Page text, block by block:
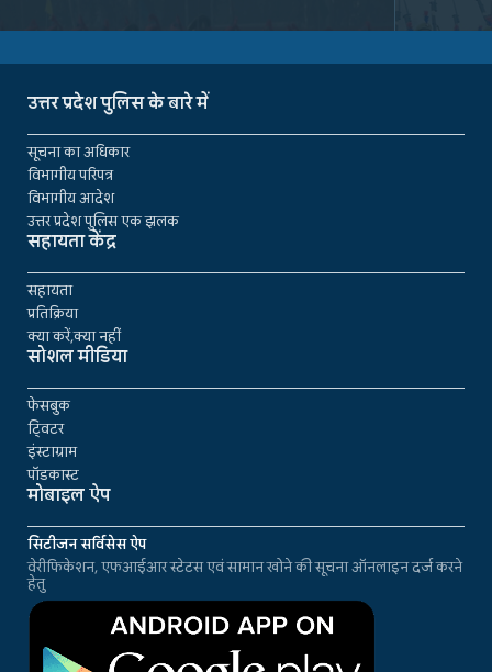
उत्तर प्रदेश पुलिस के बारे में
सूचना का अधिकार
विभागीय परिपत्र
विभागीय आदेश
उत्तर प्रदेश पुलिस एक झलक
सहायता केंद्र
सहायता
प्रतिक्रिया
क्या करें,क्या नहीं
सोशल मीडिया
फेसबुक
ट्विटर
इंस्टाग्राम
पॉडकास्ट
मोबाइल ऐप
सिटीजन सर्विसेस ऐप
वेरीफिकेशन, एफआईआर स्टेटस एवं सामान खोने की सूचना ऑनलाइन दर्ज करने
हेतु